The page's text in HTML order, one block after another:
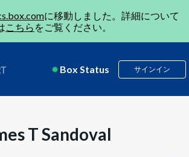
に移動しました。詳細について
こちら をご覧ください。
Box Status サインイン
T Sandoval